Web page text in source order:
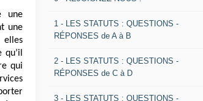
une
une
elles
qui
1 - LES STATUTS : QUESTIONS -
RÉPONSES de A à B
2 - LES STATUTS : QUESTIONS -
RÉPONSES de C à D
3 - LES STATUTS : QUESTIONS -